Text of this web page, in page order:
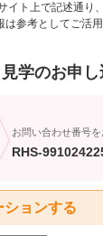
イト上で記述通
参考としてご活用
学のお申
お問い合わせ番号
RHS-
ションする